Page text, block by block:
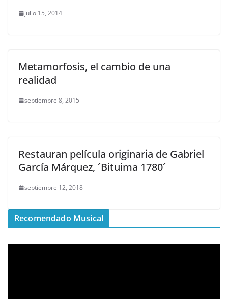
julio 15, 2014
Metamorfosis, el cambio de una
realidad
septiembre 8, 2015
Restauran película originaria de Gabriel
García Márquez, ´Bituima 1780´
septiembre 12, 2018
Recomendado Musical